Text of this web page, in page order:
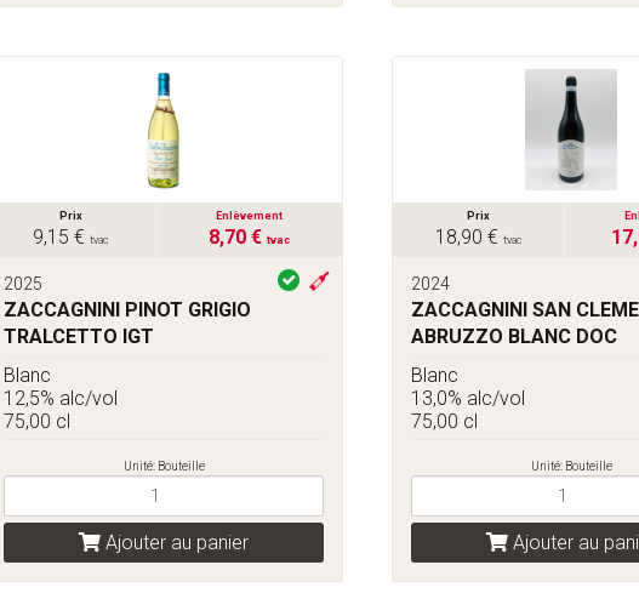
Prix
9,15 € tvac
Enlèvement
8,70 € tvac
2025
ZACCAGNINI PINOT GRIGIO
TRALCETTO IGT
Blanc
12,5% alc/vol
75,00 cl
Unité: Bouteille
Ajouter au panier
Prix
18,90 € tvac
2024
ZACCAGNINI SAN
ABRUZZO BLANC DOC
Blanc
13,0% alc/vol
75,00 cl
Unité: Bouteille
Ajouter au